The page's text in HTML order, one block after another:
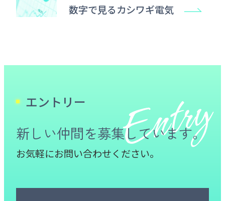
数字で見るカシワギ電気
エントリー
新しい仲間を募集しています。
お気軽にお問い合わせください。